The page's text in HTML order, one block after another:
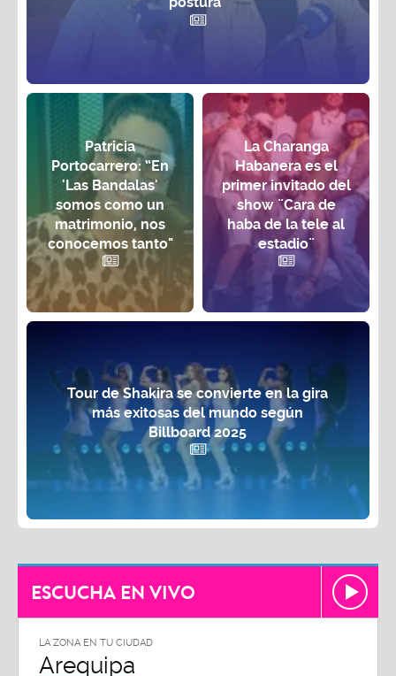
Patricia
Portocarrero: “En
'Las Bandalas'
somos como un
matrimonio, nos
conocemos tanto"
La Charanga
Habanera es el
primer invitado del
show ¨Cara de
haba de la tele al
estadio¨
Tour de Shakira se convierte en la gira
más exitosas del mundo según
Billboard 2025
ESCUCHA EN VIVO
Arequipa